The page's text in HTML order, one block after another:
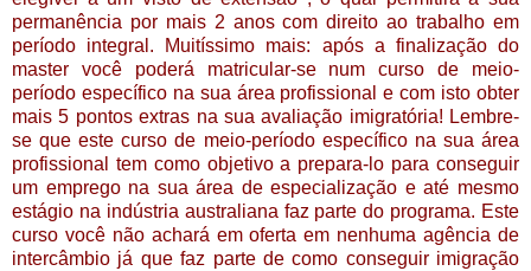
permanência por mais 2 anos com direito ao trabalho em
período integral. Muitíssimo mais: após a finalização do
master você poderá matricular-se num curso de meio-
período específico na sua área profissional e com isto obter
mais 5 pontos extras na sua avaliação imigratória! Lembre-
se que este curso de meio-período específico na sua área
profissional tem como objetivo a prepara-lo para conseguir
um emprego na sua área de especialização e até mesmo
estágio na indústria australiana faz parte do programa. Este
curso você não achará em oferta em nenhuma agência de
intercâmbio já que faz parte de como conseguir imigração